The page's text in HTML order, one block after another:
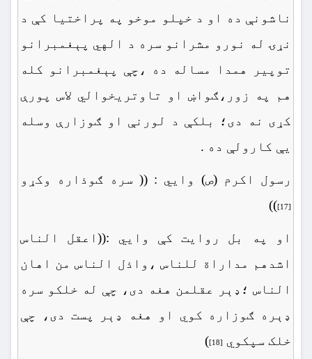
ناشونې ده او د خپلو موخو په پراختیا کې د
نړۍ له نورو مشرانو سره د الهي پېغمبرانو
توپیر همدا مساله ده ،چې پېغمبرانو کله
هم په زور،ګواښ او تاوتریخوالي لاس پورې
کړی نه دی؛ بلکې د لورنې او ګوزارې وسله
یې کارولې ده .
رسول اکرم (ص) وایي : (( سره ګوذاره وکړو
[17]
))
او په بل روایت کې وایي :((اعقل الناس
اشدهم مداراة للناس ،واذل الناس من اهان
الناس ؛ډېر عقلمن هغه دی، چې له خلکو سره
ډېره ګوزاره کوي او هغه ډېر پست دی، چې
خلک سپکوي [18]
)